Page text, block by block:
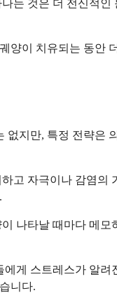
는 것은 더 전신적
이 치유되는 동안
지만, 특정 전략은
고 자극이나 감염의
나타날 때마다 메
게 스트레스가 알
니다.